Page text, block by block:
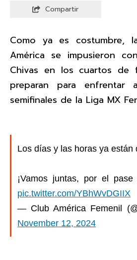
Compartir
Como ya es costumbre,
América se impusieron
Chivas en los cuartos de
preparan para
semifinales de la Liga MX
Los días y las horas ya están
¡Vamos juntas, por el
pic.twitter.com/YBhWvDGIIX
— Club América Femenil
November 12, 2024